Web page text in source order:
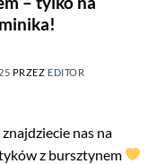
PRZEZ EDITOR
nas na
z bursztynem